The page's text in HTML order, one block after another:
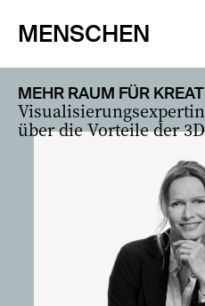
MENSCHEN
MEHR RAUM FÜR
über die Vorteile der